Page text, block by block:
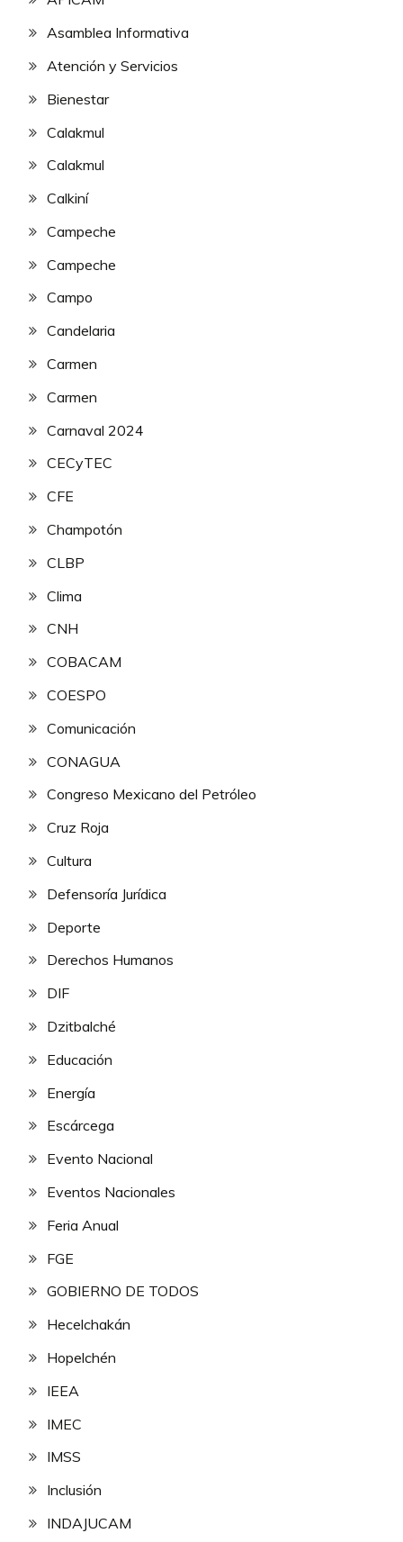
Asamblea Informativa
Atención y Servicios
Bienestar
Calakmul
Calakmul
Calkiní
Campeche
Campeche
Campo
Candelaria
Carmen
Carmen
Carnaval 2024
CECyTEC
CFE
Champotón
CLBP
Clima
CNH
COBACAM
COESPO
Comunicación
CONAGUA
Congreso Mexicano del Petróleo
Cruz Roja
Cultura
Defensoría Jurídica
Deporte
Derechos Humanos
DIF
Dzitbalché
Educación
Energía
Escárcega
Evento Nacional
Eventos Nacionales
Feria Anual
FGE
GOBIERNO DE TODOS
Hecelchakán
Hopelchén
IEEA
IMEC
IMSS
Inclusión
INDAJUCAM